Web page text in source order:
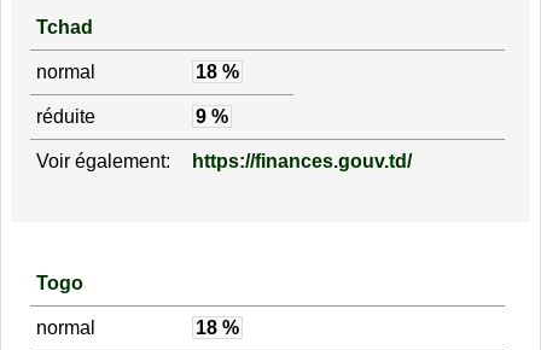
Tchad
normal 18 %
réduite 9 %
Voir également: https://finances.gouv.td/
Togo
normal 18 %